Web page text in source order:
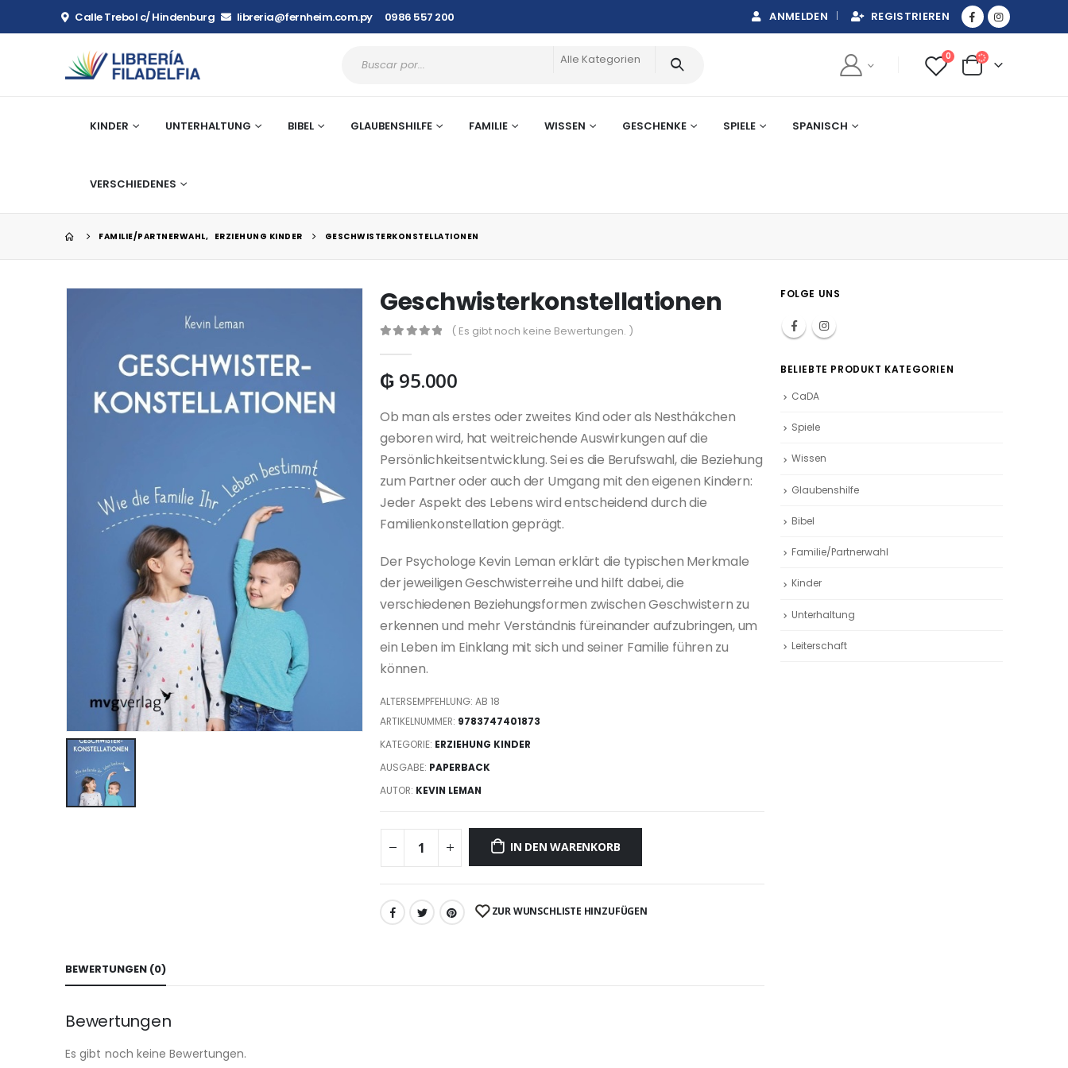
Calle Trebol c/ Hindenburg libreria@fernheim.com.py 0986 557 200 ANMELDEN REGISTRIEREN
Alle Kategorien 0
KINDER UNTERHALTUNG BIBEL GLAUBENSHILFE FAMILIE WISSEN GESCHENKE SPIELE SPANISCH
VERSCHIEDENES
FAMILIE/PARTNERWAHL, ERZIEHUNG KINDER GESCHWISTERKONSTELLATIONEN
Geschwisterkonstellationen
( Es gibt noch keine Bewertungen. )
₲ 95.000
Ob man als erstes oder zweites Kind oder als Nesthäkchen
geboren wird, hat weitreichende Auswirkungen auf die
Persönlichkeitsentwicklung. Sei es die Berufswahl, die Beziehung
zum Partner oder auch der Umgang mit den eigenen Kindern:
Jeder Aspekt des Lebens wird entscheidend durch die
Familienkonstellation geprägt.
Der Psychologe Kevin Leman erklärt die typischen Merkmale
der jeweiligen Geschwisterreihe und hilft dabei, die
verschiedenen Beziehungsformen zwischen Geschwistern zu
erkennen und mehr Verständnis füreinander aufzubringen, um
ein Leben im Einklang mit sich und seiner Familie führen zu
können.
ALTERSEMPFEHLUNG: AB 18
ARTIKELNUMMER: 9783747401873
KATEGORIE: ERZIEHUNG KINDER
AUSGABE: PAPERBACK
AUTOR: KEVIN LEMAN
IN DEN WARENKORB
ZUR WUNSCHLISTE HINZUFÜGEN
BEWERTUNGEN (0)
Bewertungen
Es gibt noch keine Bewertungen.
FOLGE UNS
BELIEBTE PRODUKT KATEGORIEN
CaDA
Spiele
Wissen
Glaubenshilfe
Bibel
Familie/Partnerwahl
Kinder
Unterhaltung
Leiterschaft